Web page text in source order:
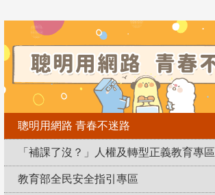
聰明用網路 青春不迷路
「補課了沒？」人權及轉型正義教育專區
教育部全民安全指引專區